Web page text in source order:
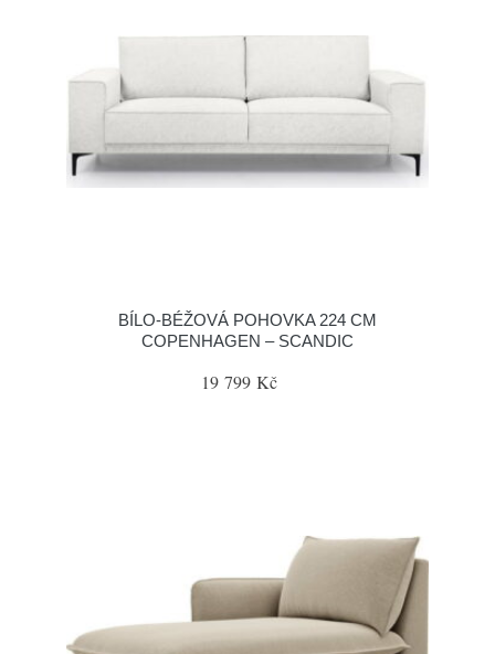
BÍLO-BÉŽOVÁ POHOVKA 224 CM
COPENHAGEN – SCANDIC
19 799 Kč